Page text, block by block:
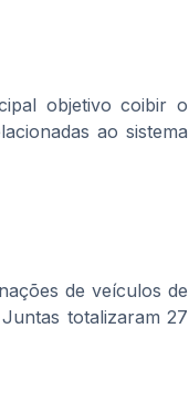
objetivo coibir o
ao sistema
de veículos de
totalizaram 27